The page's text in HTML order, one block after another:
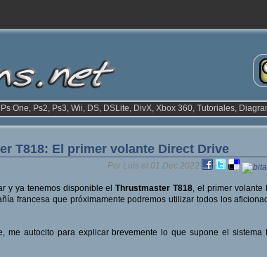
One, Ps2, Ps3, Wii, DS, DSLite, DivX, Xbox 360, Tutoriales,
T818: El primer volante Direct Drive
Por Luis el 01.Dec.2022
y ya tenemos disponible elThrustmaster T818, el primer volante
francesa que próximamente podremos utilizar todos los
me autocito para explicar brevemente lo que supone el sistema